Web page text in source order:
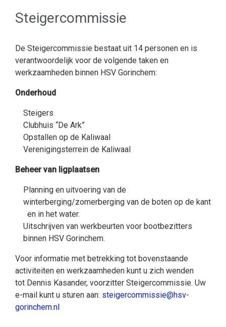
Steigercommissie
De Steigercommissie bestaat uit 14 personen en is
verantwoordelijk voor de volgende taken en
werkzaamheden binnen HSV Gorinchem:
Onderhoud
Steigers
Clubhuis “De Ark”
Opstallen op de Kaliwaal
Verenigingsterrein de Kaliwaal
Beheer van ligplaatsen
Planning en uitvoering van de
winterberging/zomerberging van de boten op de kant
en in het water.
Uitschrijven van werkbeurten voor bootbezitters
binnen HSV Gorinchem.
Voor informatie met betrekking tot bovenstaande
activiteiten en werkzaamheden kunt u zich wenden
tot Dennis Kasander, voorzitter Steigercommissie. Uw
e-mail kunt u sturen aan: steigercommissie@hsv-
gorinchem.nl